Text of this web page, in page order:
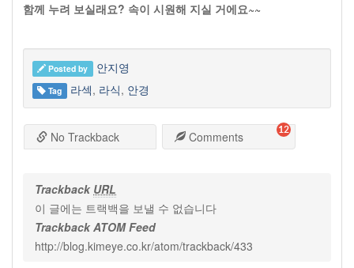
함께 누려 보실래요? 속이 시원해 지실 거에요~~
Posted by 안지영
Tag 라섹, 라식, 안경
No Trackback Comments 12
Trackback URL
이 글에는 트랙백을 보낼 수 없습니다
Trackback ATOM Feed
http://blog.kimeye.co.kr/atom/trackback/433